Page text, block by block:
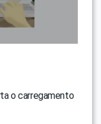
o carregamento